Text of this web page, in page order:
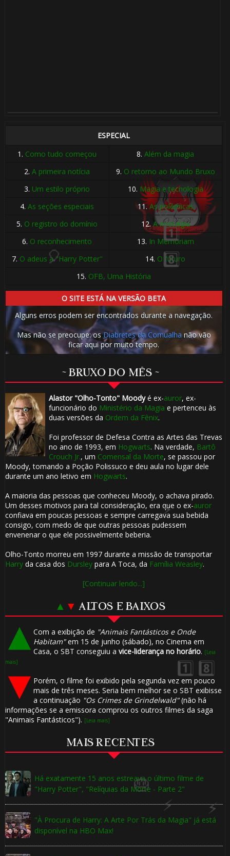
ESPECIAL
1. Como tudo começou 8.Além da magia
2.A primeira notícia 9. O retorno ao Mundo Bruxo
3. Um estilo próprio 10. Magia e tecnologia
4.As seções especiais 11.As polêmicas
5. O registro do domínio 12.A nostalgia
6. O reconhecimento 13. In Memoriam
7. O adeus a "Harry Potter" 14. O futuro
15. OFB, Uma História
O SITE ESTÁ NA VERSÃO BETA
Alguns erros podem ser encontrados durante a navegação.
Mas não se preocupe: osDiabretes da Cornualha não vão
ficar aqui por muito tempo.
~ BRUXO DO MÊS ~
Alastor "Olho-Tonto" Moodyé ex-auror, ex-
funcionário do Ministério da Magia e pertenceu às
duas versões da Ordem da Fênix.
Foi professor de Defesa Contra as Artes das Trevas
no ano de 1993, em Hogwarts. Na verdade, Bartô
Crouch Jr., um Comensal da Morte, se passou por
Moody, tomando a Poção Polissuco e deu aula no lugar dele
durante um ano letivo em Hogwarts.
A maioria das pessoas que conheceu Moody, o achava pirado.
Um desses motivos para tal consideração, era que o ex-auror
confiava em poucas pessoas e sempre carregava sua bebida
consigo, com medo de que outras pessoas pudessem
envenenar o que ele possivelmente beberia.
Olho-Tonto morreu em 1997 durante a missão de transportar
Harryda casa dos Dursleypara A Toca, da Família Weasley.
[Continuar lendo...]
▲ ▼ ALTOS E BAIXOS
Com a exibição de "Animais Fantásticos e Onde
Habitam"em 15 de junho (sábado), no Cinema em
Casa, o SBT conseguiu a vice-liderança no horário. [Leia
mais]
Porém, o filme foi exibido pela segunda vez em pouco
mais de três meses. Seria bem melhor se o SBT exibisse
a continuação "Os Crimes de Grindelwald"(não há
informações se a emissora comprou os outros filmes da saga
"Animais Fantásticos"). [Leia mais]
MAIS RECENTES
Há exatamente 15 anos estreava o último filme de
"Harry Potter", "Relíquias da Morte - Parte 2"
"À Procura de Harry: A Arte Por Trás da Magia" já está
disponível na HBO Max!
1️⃣ 8️⃣
🎈
⚡
🎂
🎂
⚡
🎂
1️⃣ 8️⃣